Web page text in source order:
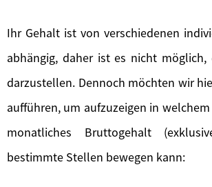
Ihr Gehalt ist von verschiedenen
abhängig, daher ist es nicht möglich,
darzustellen. Dennoch möchten wir
aufführen, um aufzuzeigen in
monatliches Bruttogehalt
bestimmte Stellen bewegen kann: